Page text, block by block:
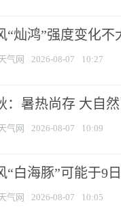
“灿鸿”强度变化
气网 2026-08-07 10:27
：暑热尚存 大自
气网 2026-08-07 10:09
“白海豚”可能于9
气网 2026-08-07 10:05